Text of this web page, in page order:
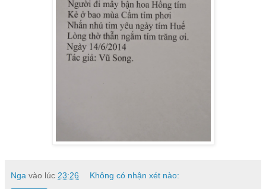
Nga vào lúc 23:26 Không có nhận xét nào: